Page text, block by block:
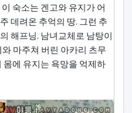
숙소는 겐고와 유지가 어
데려온 추억의 땅. 그런 추
해프닝. 남녀교체로 남탕이
마주쳐 버린 아카리 츠무
몸에 유지는 욕망을 억제하